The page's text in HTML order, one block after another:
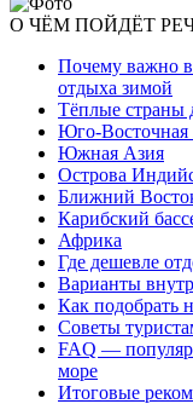
О ЧЁМ ПОЙДЁТ
Почему важно
отдыха зимой
Тёплые страны
Юго-Восточная
Южная Азия
Острова
Ближний
Карибский
Африка
Где дешевле
Варианты
Как подобрать
Советы
FAQ —
море
Итоговые